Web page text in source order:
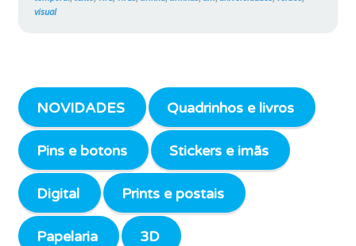
visual
NOVIDADES Quadrinhos e livros
Pins e botons Stickers e imãs
Digital Prints e postais
Papelaria 3D